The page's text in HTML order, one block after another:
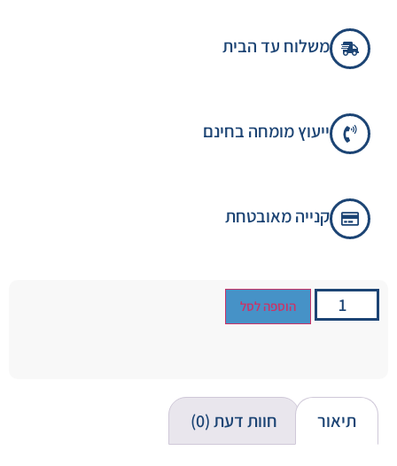
משלוח עד הבית
ייעוץ מומחה בחינם
קנייה מאובטחת
הוספה לסל
תיאור חוות דעת (0)